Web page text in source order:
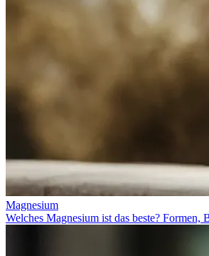
Magnesium
Welches Magnesium ist das beste?